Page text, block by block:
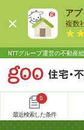
ア
複数
NTTグループ運営の不動産
0
最近検索した条件